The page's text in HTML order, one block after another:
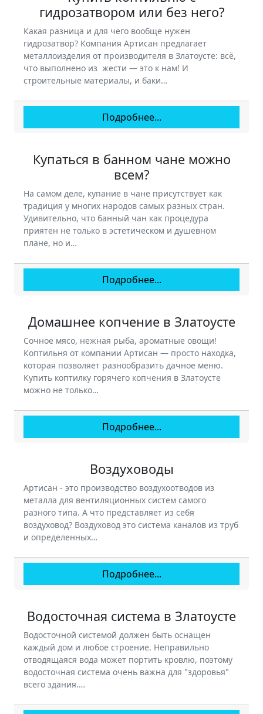
гидрозатвором или без него?
Какая разница и для чего вообще нужен
гидрозатвор? Компания Артисан предлагает
металлоизделия от производителя в Златоусте: всё,
что выполнено из жести — это к нам! И
строительные материалы, и баки…
Подробнее...
Купаться в банном чане можно
всем?
На самом деле, купание в чане присутствует как
традиция у многих народов самых разных стран.
Удивительно, что банный чан как процедура
приятен не только в эстетическом и душевном
плане, но и…
Подробнее...
Домашнее копчение в Златоусте
Сочное мясо, нежная рыба, ароматные овощи!
Коптильня от компании Артисан — просто находка,
которая позволяет разнообразить дачное меню.
Купить коптилку горячего копчения в Златоусте
можно не только…
Подробнее...
Воздуховоды
Артисан - это производство воздухоотводов из
металла для вентиляционных систем самого
разного типа. А что представляет из себя
воздуховод? Воздуховод это система каналов из труб
и определенных…
Подробнее...
Водосточная система в Златоусте
Водосточной системой должен быть оснащен
каждый дом и любое строение. Неправильно
отводящаяся вода может портить кровлю, поэтому
водосточная система очень важна для "здоровья"
всего здания.…